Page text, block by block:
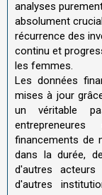
analyses
absolument
récurrence des
continu et
les femmes.
Les données
mises à jour
un véritable
financements de
dans la durée,
d'autres
d'autres